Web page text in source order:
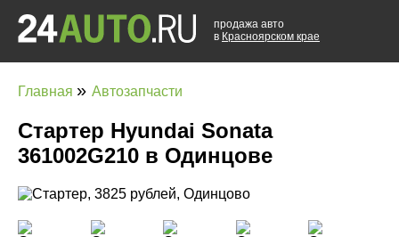
продажа авто
в Красноярском крае
Главная » Автозапчасти
Стартер Hyundai Sonata
361002G210 в Одинцове